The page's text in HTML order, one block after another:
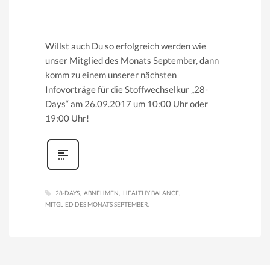
Willst auch Du so erfolgreich werden wie
unser Mitglied des Monats September, dann
komm zu einem unserer nächsten
Infovorträge für die Stoffwechselkur „28-
Days“ am 26.09.2017 um 10:00 Uhr oder
19:00 Uhr!
28-DAYS ABNEHMEN
HEALTHY BALANCE
MITGLIED DES MONATS SEPTEMBER